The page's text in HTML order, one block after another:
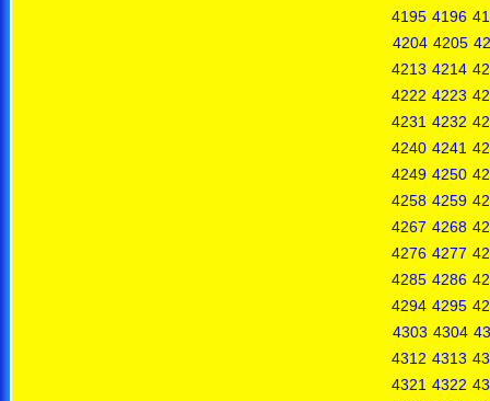
4195 4196
4204 4205
4213 4214
4222 4223
4231 4232
4240 4241
4249 4250
4258 4259
4267 4268
4276 4277
4285 4286
4294 4295
4303 4304
4312 4313
4321 4322